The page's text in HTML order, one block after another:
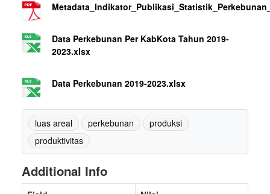
Data Perkebunan Per KabKota Tahun 2019-
2023.xlsx
Data Perkebunan 2019-2023.xlsx
luas areal perkebunan
produksi
produktivitas
Additional Info